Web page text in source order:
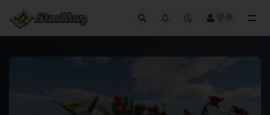
登录